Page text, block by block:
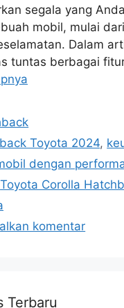
segala yang
mobil, mulai
Dalam
tuntas berbagai
Toyota 2024,
dengan
Toyota Corolla
komentar
Terbaru